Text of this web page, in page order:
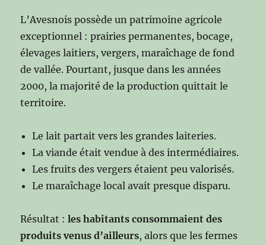
L’Avesnois possède un patrimoine agricole
exceptionnel : prairies permanentes, bocage,
élevages laitiers, vergers, maraîchage de fond
de vallée. Pourtant, jusque dans les années
2000, la majorité de la production quittait le
territoire.
Le lait partait vers les grandes laiteries.
La viande était vendue à des intermédiaires.
Les fruits des vergers étaient peu valorisés.
Le maraîchage local avait presque disparu.
Résultat :les habitants consommaient des
produits venus d’ailleurs, alors que les fermes